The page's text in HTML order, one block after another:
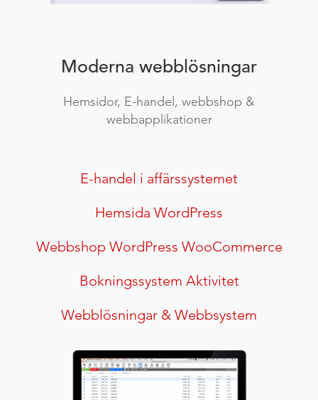
Moderna webblösningar
Hemsidor, E-handel, webbshop &
webbapplikationer
E-handel i affärssystemet
Hemsida WordPress
Webbshop WordPress WooCommerce
Bokningssystem Aktivitet
Webblösningar & Webbsystem